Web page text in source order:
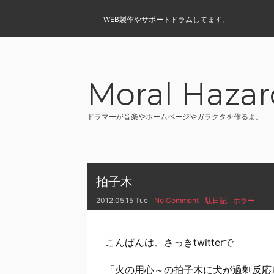
WEB製作やサポートドラム してます。
Moral
ドラマーが音楽やホームページやガラクタを作るよ。
拍子木
2012.05.15 Tue No Comment 駄日記 ホラー
こんばんは、さっきtwitterで
「火の用心～の拍子木に犬が過剰反応